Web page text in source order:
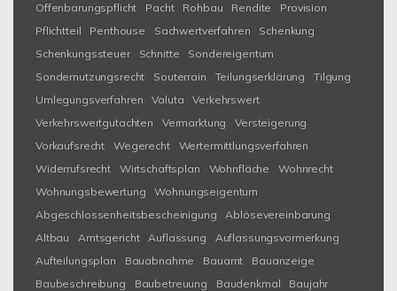
Offenbarungspflicht
Pacht Rohbau Rendite
Provision
Pflichtteil
Penthouse Sachwertverfahren
Schenkung
Schenkungssteuer
Schnitte
Sondereigentum
Sondernutzungsrecht
Souterrain Teilungserklärung
Tilgung
Umlegungsverfahren
Valuta
Verkehrswert
Verkehrswertgutachten
Vermarktung
Versteigerung
Vorkaufsrecht
Wegerecht
Wertermittlungsverfahren
Widerrufsrecht
Wirtschaftsplan Wohnfläche
Wohnrecht
Wohnungsbewertung
Wohnungseigentum
Abgeschlossenheitsbescheinigung
Ablösevereinbarung
Altbau
Amtsgericht Auflassung
Auflassungsvormerkung
Aufteilungsplan
Bauabnahme Bauamt
Bauanzeige
Baubeschreibung
Baubetreuung Baudenkmal
Baujahr